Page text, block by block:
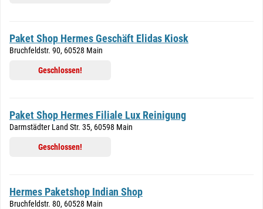
Paket Shop Hermes Geschäft Elidas Kiosk
Bruchfeldstr. 90, 60528 Main
Geschlossen!
Paket Shop Hermes Filiale Lux Reinigung
Darmstädter Land Str. 35, 60598 Main
Geschlossen!
Hermes Paketshop Indian Shop
Bruchfeldstr. 80, 60528 Main